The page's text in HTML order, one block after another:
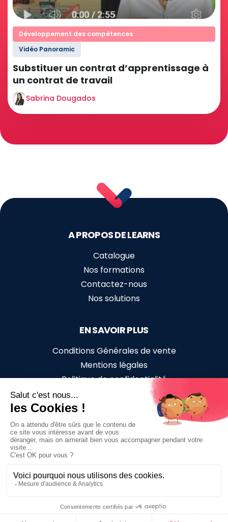
Développement des compétences
Vidéo Panoramic
Substituer un contrat d’apprentissage à
un contrat de travail
Sabrina Dougados
A PROPOS DE LEARNS
Catalogue
Nos formations
Contactez-nous
Nos solutions
EN SAVOIR PLUS
Conditions Générales de vente
Mentions légales
Politique de confidentialité
Accessibilité en situation de handicap
SUIVEZ-NOUS